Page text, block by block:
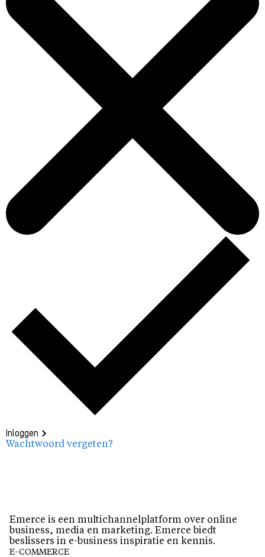
Inloggen
Wachtwoord vergeten?
Emerce is een multichannelplatform over online
business, media en marketing. Emerce biedt
beslissers in e-business inspiratie en kennis.
E-COMMERCE